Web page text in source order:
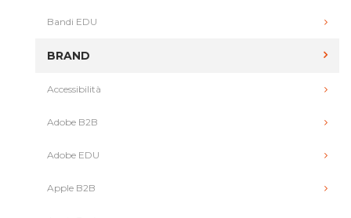
Bandi EDU
BRAND
Accessibilità
Adobe B2B
Adobe EDU
Apple B2B